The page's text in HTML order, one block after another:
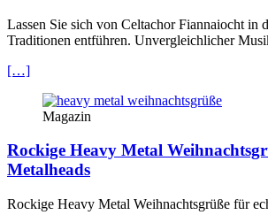
Lassen Sie sich von Celtachor Fiannaiocht in
Traditionen entführen. Unvergleichlicher
[…]
Magazin
Rockige Heavy Metal
Metalheads
Rockige Heavy Metal Weihnachtsgrüße für